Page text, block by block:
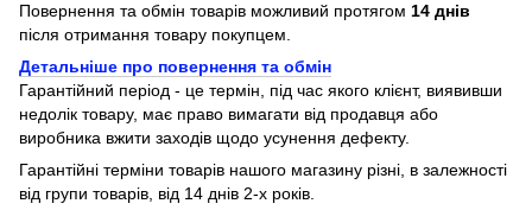
Повернення та обмін товарів можливий протягом 14 днів
після отримання товару покупцем.
Детальніше про повернення та обмін
Гарантійний період - це термін, під час якого клієнт, виявивши
недолік товару, має право вимагати від продавця або
виробника вжити заходів щодо усунення дефекту.
Гарантійні терміни товарів нашого магазину різні, в залежності
від групи товарів, від 14 днів 2-х років.